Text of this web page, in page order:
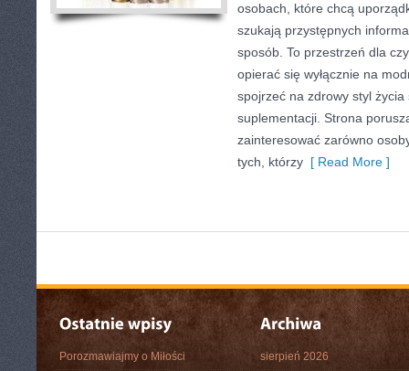
osobach, które chcą
szukają przystępnych
sposób. To przestrzeń dla
opierać się wyłącznie na
spojrzeć na zdrowy styl
suplementacji. Strona
zainteresować zarówno
tych, którzy [ Read More ]
Porozmawiajmy o Miłości
sierpień 2026